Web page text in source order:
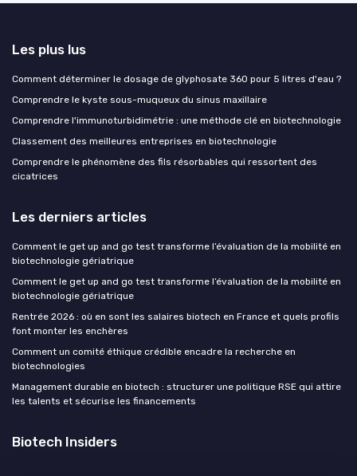
Les plus lus
Comment déterminer le dosage de glyphosate 360 pour 5 litres d'eau ?
Comprendre le kyste sous-muqueux du sinus maxillaire
Comprendre l'immunoturbidimétrie : une méthode clé en biotechnologie
Classement des meilleures entreprises en biotechnologie
Comprendre le phénomène des fils résorbables qui ressortent des
cicatrices
Les derniers articles
Comment le get up and go test transforme l’évaluation de la mobilité en
biotechnologie gériatrique
Comment le get up and go test transforme l’évaluation de la mobilité en
biotechnologie gériatrique
Rentrée 2026 : où en sont les salaires biotech en France et quels profils
font monter les enchères
Comment un comité éthique crédible encadre la recherche en
biotechnologies
Management durable en biotech : structurer une politique RSE qui attire
les talents et sécurise les financements
Biotech Insiders